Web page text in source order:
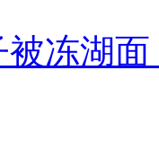
冻湖